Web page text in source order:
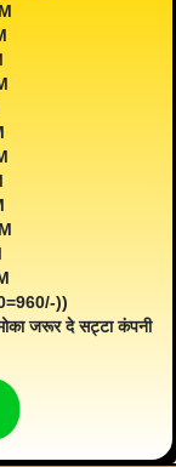
))
जरूर दे सट्टा कंपनी